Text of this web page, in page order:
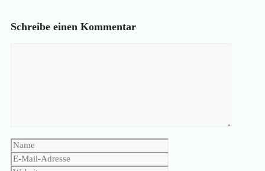
Schreibe einen Kommentar
Name
Mail-